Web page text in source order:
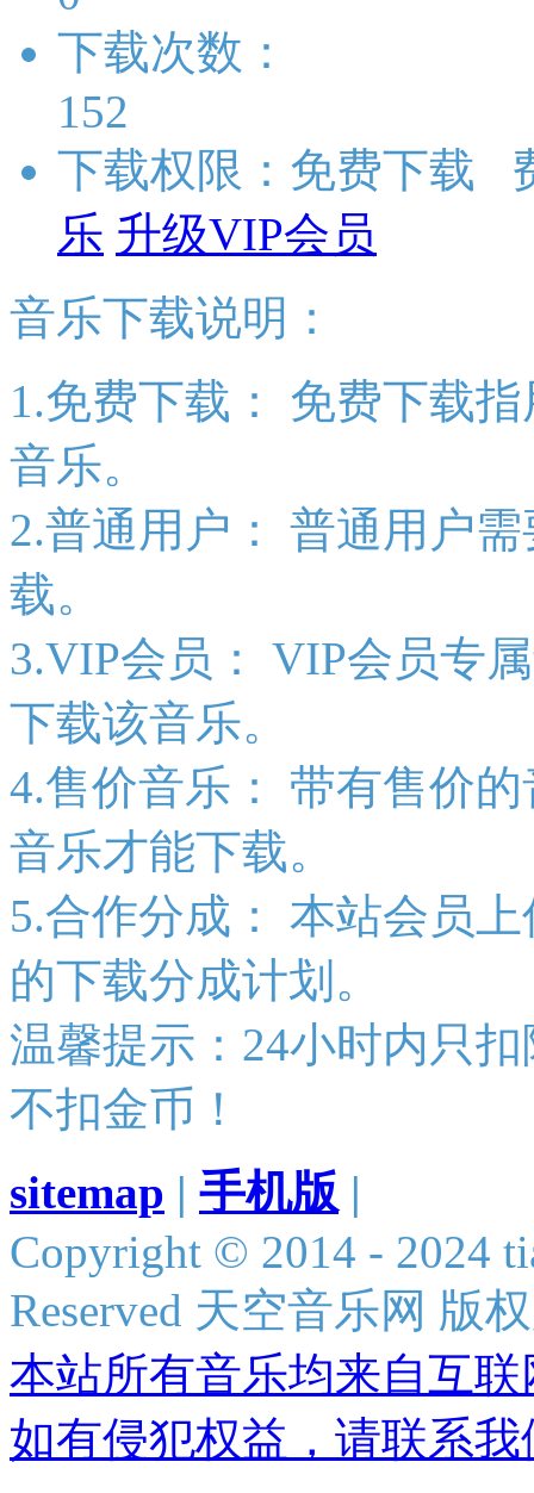
下载次数：
152
下载权限：免费下载
乐 升级VIP会员
音乐下载说明：
1.免费下载： 免费下载
音乐。
2.普通用户： 普通用户
载。
3.VIP会员： VIP会员专
下载该音乐。
4.售价音乐： 带有售价
音乐才能下载。
5.合作分成： 本站会员
的下载分成计划。
温馨提示：24小时内只
不扣金币！
sitemap | 手机版 |
Copyright © 2014 - 2024
Reserved 天空音乐网 版
本站所有音乐均来自互
如有侵犯权益，请联系